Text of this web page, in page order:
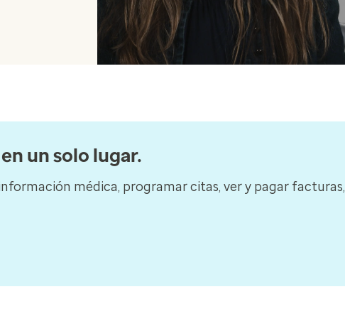
un solo lugar.
médica, programar citas, ver y pagar facturas,